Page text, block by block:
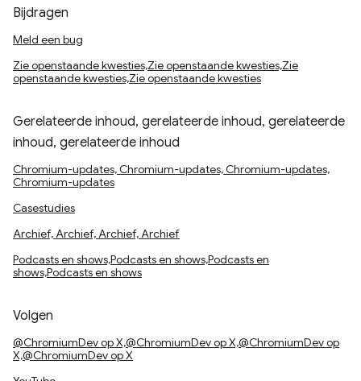
Bijdragen
Meld een bug
Zie openstaande kwesties,Zie openstaande kwesties,Zie
openstaande kwesties,Zie openstaande kwesties
Gerelateerde inhoud, gerelateerde inhoud, gerelateerde
inhoud, gerelateerde inhoud
Chromium-updates, Chromium-updates, Chromium-updates,
Chromium-updates
Casestudies
Archief, Archief, Archief, Archief
Podcasts en shows,Podcasts en shows,Podcasts en
shows,Podcasts en shows
Volgen
@ChromiumDev op X,@ChromiumDev op X,@ChromiumDev op
X,@ChromiumDev op X